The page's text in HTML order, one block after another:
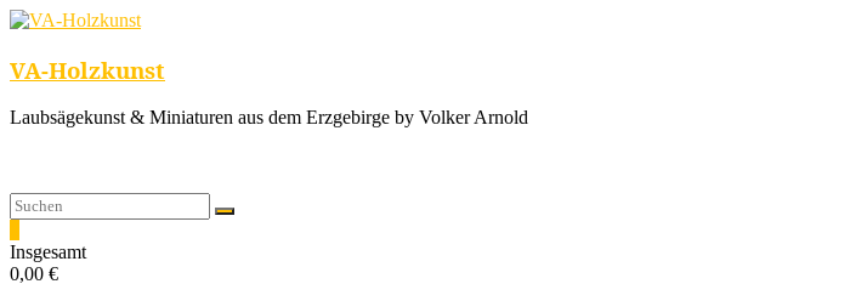
VA-Holzkunst
Laubsägekunst & Miniaturen aus dem Erzgebirge by Volker Arnold
Insgesamt
0,00 €